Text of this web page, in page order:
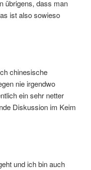
übrigens, dass man
ist also sowieso
chinesische
nie irgendwo
ein sehr netter
Diskussion im Keim
und ich bin auch